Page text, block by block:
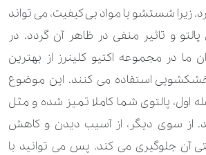
310.000 تومان 630.000 تومان
490.000 تومان 840.000 تومان
230.000 تومان
زیرا شستشو با مواد بی کیفیت، می تواند
و تاثیر منفی در ظاهر آن گردد. در
ما در مجموعه اکتیو کلینرز از بهترین
استفاده می کنند. این موضوع
اول، پالتوی شما کاملا تمیز شده و مثل
از سوی دیگر، از آسیب دیدن و کاهش
آن جلوگیری می کند. پس می توانید با